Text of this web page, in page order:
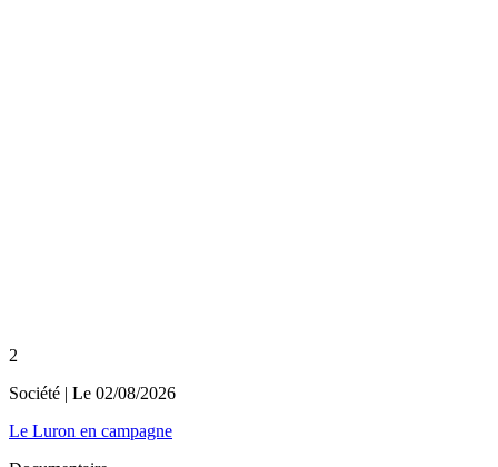
2
Société | Le 02/08/2026
Le Luron en campagne